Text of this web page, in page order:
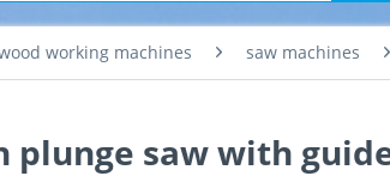
working machines saw machines
plunge saw with guide